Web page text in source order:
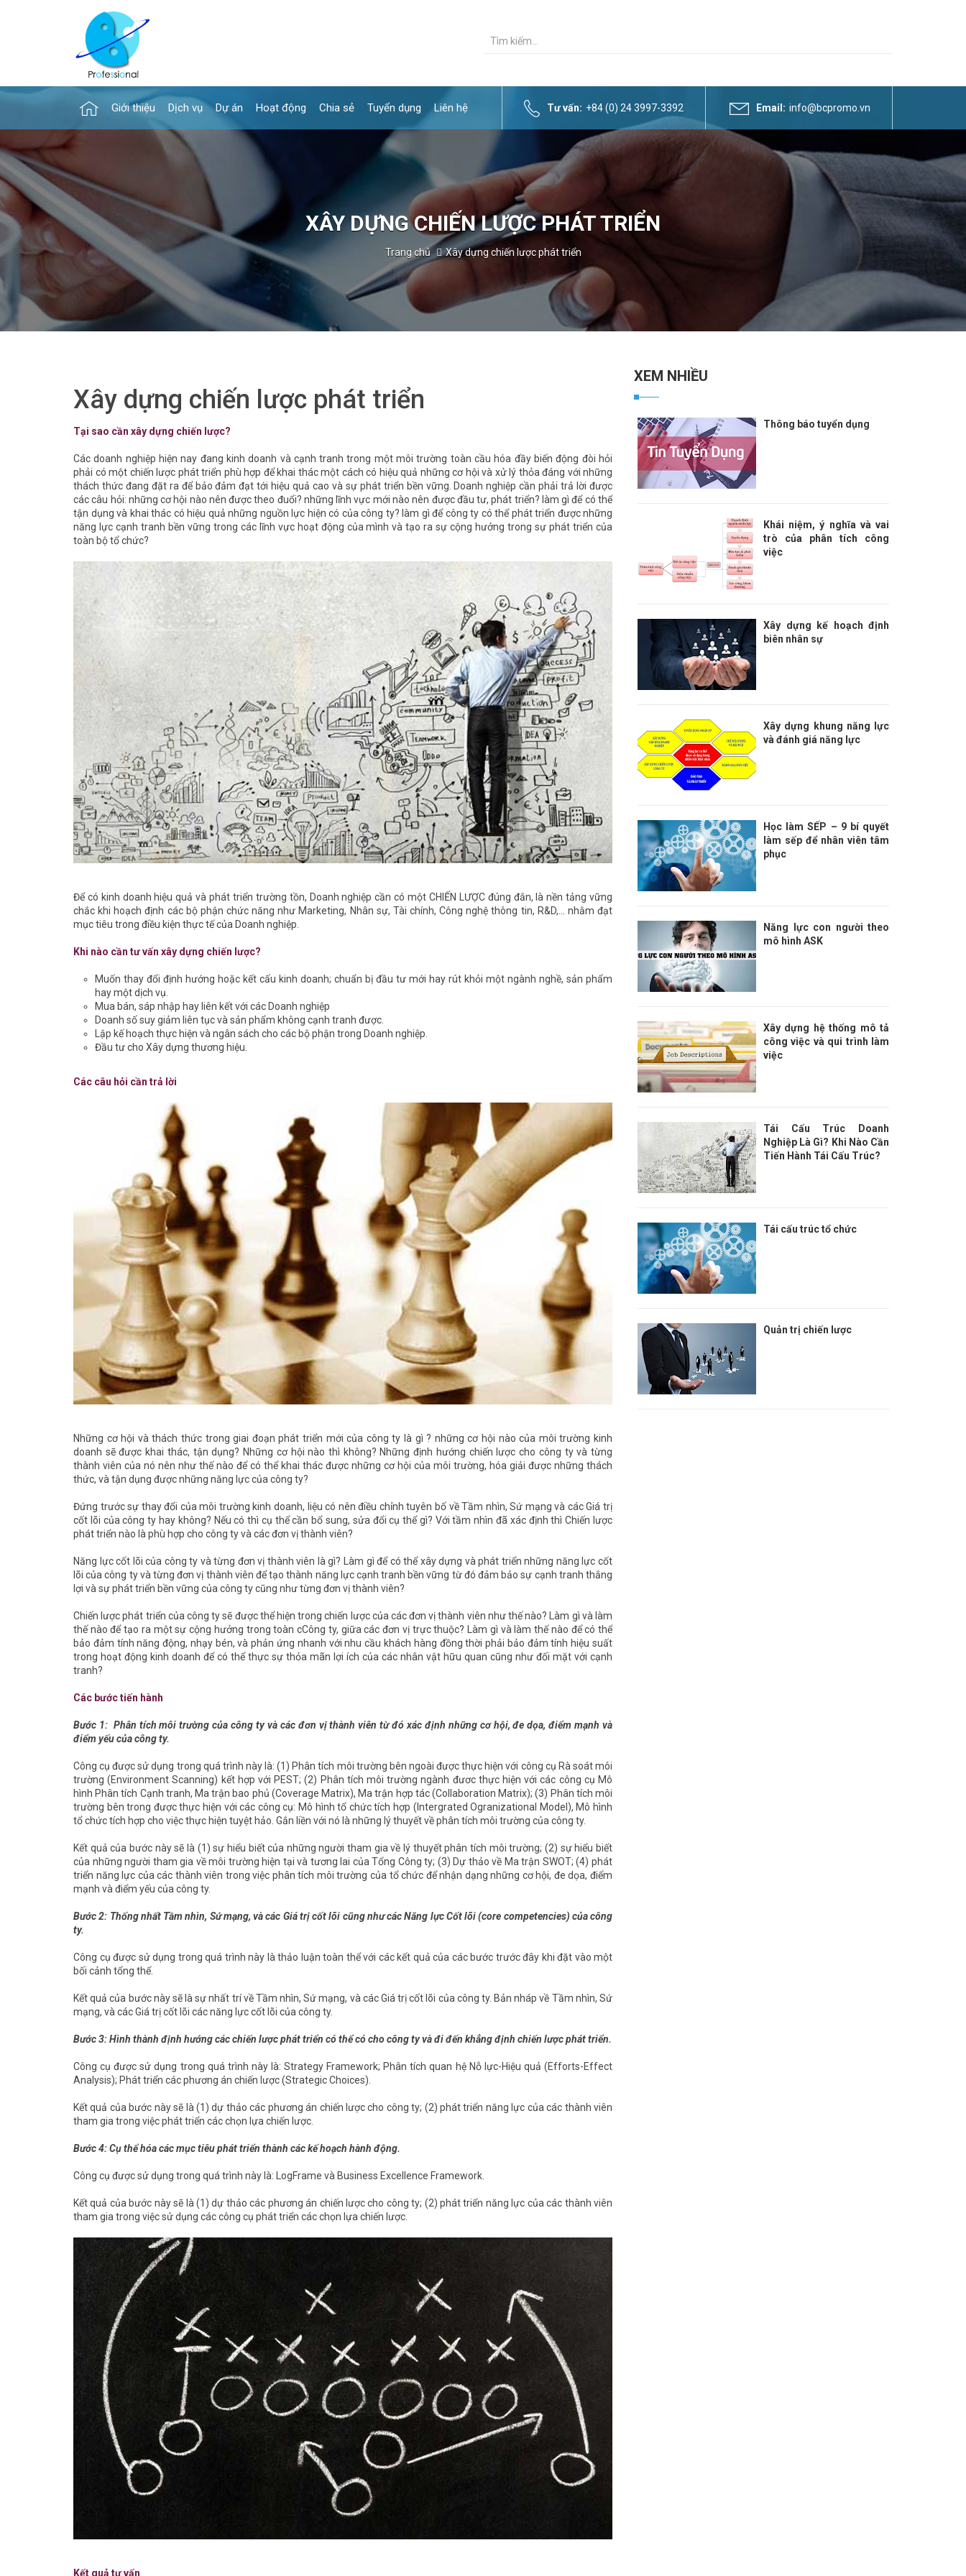
Giới thiệu Dịch vụ Dự án Hoạt động Chia sẻ Tuyển dụng Liên hệ Tư vấn: +84 (0) 24 3997-3392 Email: info@bcpromo.vn
XÂY DỰNG CHIẾN LƯỢC PHÁT TRIỂN
Trang chủ Xây dựng chiến lược phát triển
Xây dựng chiến lược phát triển
Tại sao cần xây dựng chiến lược?
Các doanh nghiệp hiện nay đang kinh doanh và cạnh tranh trong một môi trường toàn cầu hóa đầy biến động đòi hỏi
phải có một chiến lược phát triển phù hợp để khai thác một cách có hiệu quả những cơ hội và xử lý thỏa đáng với những
thách thức đang đặt ra để bảo đảm đạt tới hiệu quả cao và sự phát triển bền vững. Doanh nghiệp cần phải trả lời được
các câu hỏi: những cơ hội nào nên được theo đuổi? những lĩnh vực mới nào nên được đầu tư, phát triển? làm gì để có thể
tận dụng và khai thác có hiệu quả những nguồn lực hiện có của công ty? làm gì để công ty có thể phát triển được những
năng lực cạnh tranh bền vững trong các lĩnh vực hoạt động của mình và tạo ra sự cộng hưởng trong sự phát triển của
toàn bộ tổ chức?
Để có kinh doanh hiệu quả và phát triển trường tồn, Doanh nghiệp cần có một CHIẾN LƯỢC đúng đắn, là nền tảng vững
chắc khi hoạch định các bộ phận chức năng như Marketing, Nhân sự, Tài chính, Công nghệ thông tin, R&D,... nhằm đạt
mục tiêu trong điều kiện thực tế của Doanh nghiệp.
Khi nào cần tư vấn xây dựng chiến lược?
Muốn thay đổi định hướng hoặc kết cấu kinh doanh; chuẩn bị đầu tư mới hay rút khỏi một ngành nghề, sản phẩm
hay một dịch vụ.
Mua bán, sáp nhập hay liên kết với các Doanh nghiệp
Doanh số suy giảm liên tục và sản phẩm không cạnh tranh được.
Lập kế hoạch thực hiện và ngân sách cho các bộ phận trong Doanh nghiệp.
Đầu tư cho Xây dựng thương hiệu.
Các câu hỏi cần trả lời
Những cơ hội và thách thức trong giai đoạn phát triển mới của công ty là gì ? những cơ hội nào của môi trường kinh
doanh sẽ được khai thác, tận dụng? Những cơ hội nào thì không? Những định hướng chiến lược cho công ty và từng
thành viên của nó nên như thế nào để có thể khai thác được những cơ hội của môi trường, hóa giải được những thách
thức, và tận dụng được những năng lực của công ty?
Đứng trước sự thay đổi của môi trường kinh doanh, liệu có nên điều chỉnh tuyên bố về Tầm nhìn, Sứ mạng và các Giá trị
cốt lõi của công ty hay không? Nếu có thì cụ thể cần bổ sung, sửa đổi cụ thể gì? Với tầm nhìn đã xác định thì Chiến lược
phát triển nào là phù hợp cho công ty và các đơn vị thành viên?
Năng lực cốt lõi của công ty và từng đơn vị thành viên là gì? Làm gì để có thể xây dựng và phát triển những năng lực cốt
lõi của công ty và từng đơn vị thành viên để tạo thành năng lực cạnh tranh bền vững từ đó đảm bảo sự cạnh tranh thắng
lợi và sự phát triển bền vững của công ty cũng như từng đơn vị thành viên?
Chiến lược phát triển của công ty sẽ được thể hiện trong chiến lược của các đơn vị thành viên như thế nào? Làm gì và làm
thế nào để tạo ra một sự cộng hưởng trong toàn cCông ty, giữa các đơn vị trực thuộc? Làm gì và làm thế nào để có thể
bảo đảm tính năng động, nhạy bén, và phản ứng nhanh với nhu cầu khách hàng đồng thời phải bảo đảm tính hiệu suất
trong hoạt động kinh doanh để có thể thực sự thỏa mãn lợi ích của các nhân vật hữu quan cũng như đối mặt với cạnh
tranh?
Các bước tiến hành
Bước 1: Phân tích môi trường của công ty và các đơn vị thành viên từ đó xác định những cơ hội, đe dọa, điểm mạnh và
điểm yếu của công ty.
Công cụ được sử dụng trong quá trình này là: (1) Phân tích môi trường bên ngoài được thực hiện với công cụ Rà soát môi
trường (Environment Scanning) kết hợp với PEST; (2) Phân tích môi trường ngành đươc thực hiện với các công cụ Mô
hình Phân tích Cạnh tranh, Ma trận bao phủ (Coverage Matrix), Ma trận hợp tác (Collaboration Matrix); (3) Phân tích môi
trường bên trong được thực hiện với các công cụ: Mô hình tổ chức tích hợp (Intergrated Ogranizational Model), Mô hình
tổ chức tích hợp cho việc thực hiện tuyệt hảo. Gắn liền với nó là những lý thuyết về phân tích môi trường của công ty.
Kết quả của bước này sẽ là (1) sự hiểu biết của những người tham gia về lý thuyết phân tích môi trường; (2) sự hiểu biết
của những người tham gia về môi trường hiện tại và tương lai của Tổng Công ty; (3) Dự thảo về Ma trận SWOT; (4) phát
triển năng lực của các thành viên trong việc phân tích môi trường của tổ chức để nhận dạng những cơ hội, đe dọa, điểm
mạnh và điểm yếu của công ty.
Bước 2: Thống nhất Tầm nhìn, Sứ mạng, và các Giá trị cốt lõi cũng như các Năng lực Cốt lõi (core competencies) của công
ty.
Công cụ được sử dụng trong quá trình này là thảo luận toàn thể với các kết quả của các bước trước đây khi đặt vào một
bối cảnh tổng thể.
Kết quả của bước này sẽ là sự nhất trí về Tầm nhìn, Sứ mạng, và các Giá trị cốt lõi của công ty. Bản nháp về Tầm nhìn, Sứ
mạng, và các Giá trị cốt lõi các năng lực cốt lõi của công ty.
Bước 3: Hình thành định hướng các chiến lược phát triển có thể có cho công ty và đi đến khẳng định chiến lược phát triển.
Công cụ được sử dụng trong quá trình này là: Strategy Framework; Phân tích quan hệ Nỗ lực-Hiệu quả (Efforts-Effect
Analysis); Phát triển các phương án chiến lược (Strategic Choices).
Kết quả của bước này sẽ là (1) dự thảo các phương án chiến lược cho công ty; (2) phát triển năng lực của các thành viên
tham gia trong việc phát triển các chọn lựa chiến lược.
Bước 4: Cụ thể hóa các mục tiêu phát triển thành các kế hoạch hành động.
Công cụ được sử dụng trong quá trình này là: LogFrame và Business Excellence Framework.
Kết quả của bước này sẽ là (1) dự thảo các phương án chiến lược cho công ty; (2) phát triển năng lực của các thành viên
tham gia trong việc sử dụng các công cụ phát triển các chọn lựa chiến lược.
Kết quả tư vấn
XEM NHIỀU
Thông báo tuyển dụng
Khái niệm, ý nghĩa và vai
trò của phân tích công
việc
Xây dựng kế hoạch định
biên nhân sự
Xây dựng khung năng lực
và đánh giá năng lực
Học làm SẾP – 9 bí quyết
làm sếp để nhân viên tâm
phục
Năng lực con người theo
mô hình ASK
Xây dựng hệ thống mô tả
công việc và qui trình làm
việc
Tái Cấu Trúc Doanh
Nghiệp Là Gì? Khi Nào Cần
Tiến Hành Tái Cấu Trúc?
Tái cấu trúc tổ chức
Quản trị chiến lược